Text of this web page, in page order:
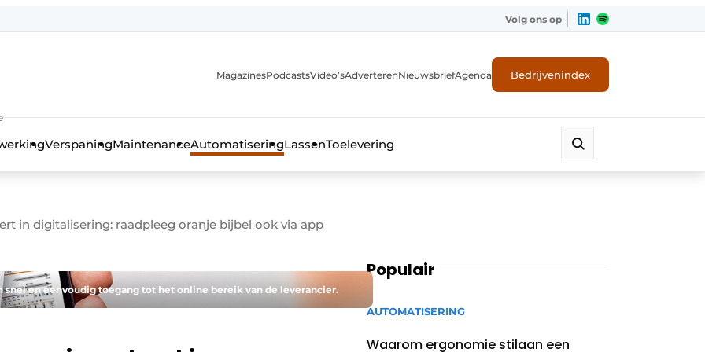
Volg ons op
MagazinesPodcastsVideo’sAdverterenNieuwsbriefAgenda Bedrijvenindex
VerspaningMaintenanceAutomatiseringLassenToelevering
in digitalisering: raadpleeg oranje bijbel ook via app
en eenvoudig toegang tot het online bereik van de leverancier.
Populair
AUTOMATISERING
Waarom ergonomie stilaan een